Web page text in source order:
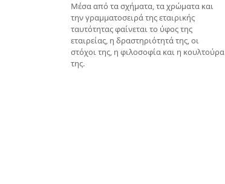
Μέσα από τα σχήματα, τα χρώματα και
την γραμματοσειρά της εταιρικής
ταυτότητας φαίνεται το ύφος της
εταιρείας, η δραστηριότητά της, οι
στόχοι της, η φιλοσοφία και η κουλτούρα
της.